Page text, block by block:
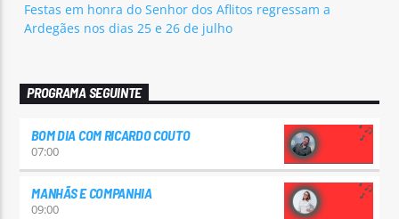
Festas em honra do Senhor dos Aflitos regressam a
Ardegães nos dias 25 e 26 de julho
PROGRAMA SEGUINTE
BOM DIA COM RICARDO COUTO
07:00
MANHÃS E COMPANHIA
09:00